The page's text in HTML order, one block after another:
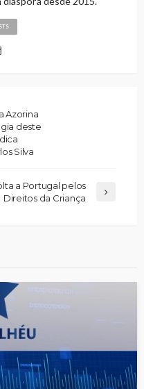
Azorina
deste
Silva
a Portugal pelos
Direitos da Criança